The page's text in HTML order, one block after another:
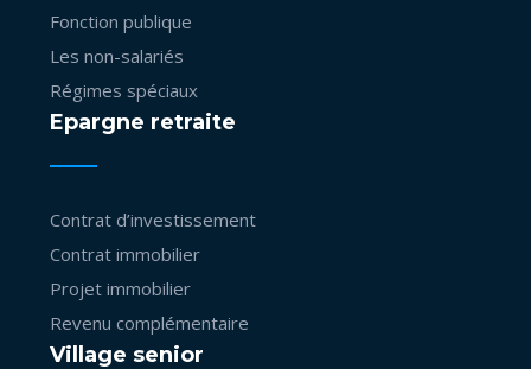
Fonction publique
Les non-salariés
Régimes spéciaux
Epargne retraite
Contrat d’investissement
Contrat immobilier
Projet immobilier
Revenu complémentaire
Village senior